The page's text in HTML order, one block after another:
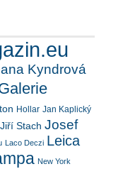
Kyndrová
Hollar Jan Kaplický
Jiří Stach Josef
Laco Deczi Leica
New York